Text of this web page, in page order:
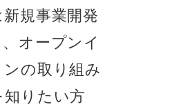
規事業開発
オープンイ
の取り組み
りたい方